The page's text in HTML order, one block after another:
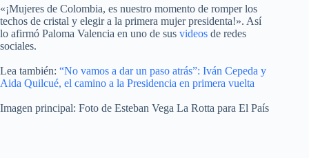
«¡Mujeres de Colombia, es nuestro momento de romper los
techos de cristal y elegir a la primera mujer presidenta!». Así
lo afirmó Paloma Valencia en uno de sus videos de redes
sociales.
Lea también: “No vamos a dar un paso atrás”: Iván Cepeda y
Aida Quilcué, el camino a la Presidencia en primera vuelta
Imagen principal: Foto de Esteban Vega La Rotta para El País